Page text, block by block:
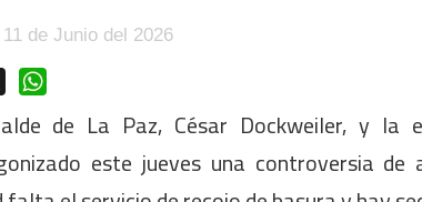
de Junio del 2026
de La Paz, César Dockweiler, y la
este jueves una controversia de